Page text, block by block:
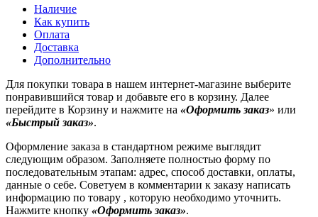
Наличие
Как купить
Оплата
Доставка
Дополнительно
Для покупки товара в нашем интернет-магазине выберите
понравившийся товар и добавьте его в корзину. Далее
перейдите в Корзину и нажмите на «Оформить заказ» или
«Быстрый заказ».
Оформление заказа в стандартном режиме выглядит
следующим образом. Заполняете полностью форму по
последовательным этапам: адрес, способ доставки, оплаты,
данные о себе. Советуем в комментарии к заказу написать
информацию по товару , которую необходимо уточнить.
Нажмите кнопку «Оформить заказ».